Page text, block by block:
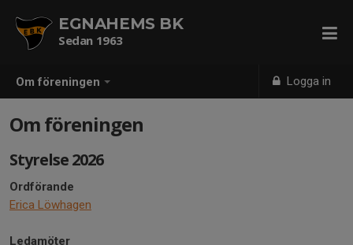
Om föreningen Logga in
EGNAHEMS BK
Sedan 1963
Om föreningen
Styrelse 2026
Ordförande
Erica Löwhagen
Ledamöter